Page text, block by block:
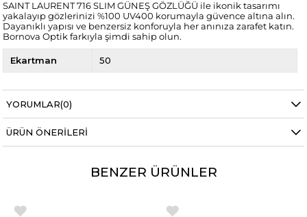
SAINT LAURENT 716 SLIM GÜNEŞ GÖZLÜĞÜ ile ikonik tasarımı
yakalayıp gözlerinizi %100 UV400 korumayla güvence altına alın.
Dayanıklı yapısı ve benzersiz konforuyla her anınıza zarafet katın.
Bornova Optik farkıyla şimdi sahip olun.
Ekartman 50
YORUMLAR(0)
ÜRÜN ÖNERILERI
BENZER ÜRÜNLER